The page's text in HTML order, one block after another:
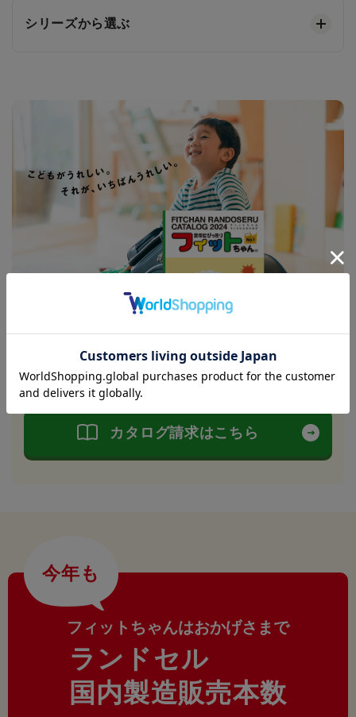
シリーズから選ぶ
ランドセルカタログ受付中
カタログ請求はこちら
今年も
フィットちゃんはおかげさまで
ランドセル
国内製造販売本数